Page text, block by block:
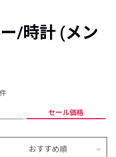
/時計 (メン
セール価格
おすすめ順